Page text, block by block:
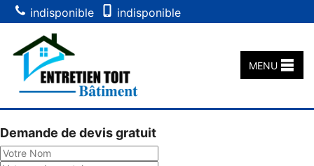
indisponible indisponible
MENU
Demande de devis gratuit